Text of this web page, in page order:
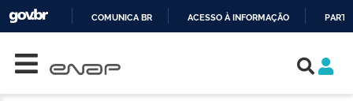
COMUNICA BR ACESSO À INFORMAÇÃO